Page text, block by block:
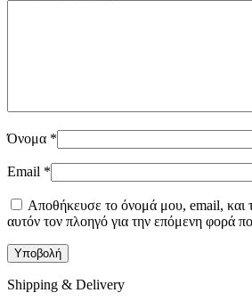
Όνομα *
Email *
Αποθήκευσε το όνομά μου, email, και
αυτόν τον πλοηγό για την επόμενη φορά
Shipping & Delivery